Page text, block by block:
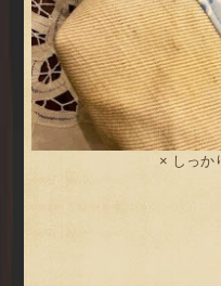
× しっか